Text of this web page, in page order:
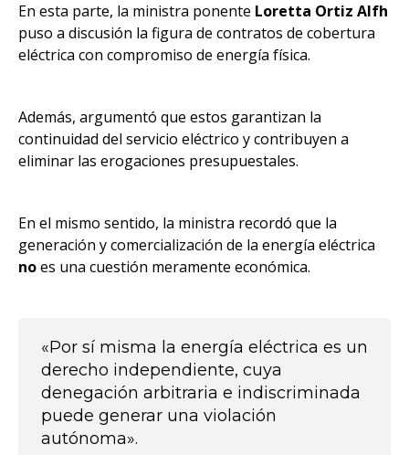
En esta parte, la ministra ponente Loretta Ortiz Alfh
puso a discusión la figura de contratos de cobertura
eléctrica con compromiso de energía física.
Además, argumentó que estos garantizan la
continuidad del servicio eléctrico y contribuyen a
eliminar las erogaciones presupuestales.
En el mismo sentido, la ministra recordó que la
generación y comercialización de la energía eléctrica
noes una cuestión meramente económica.
«Por sí misma la energía eléctrica es un
derecho independiente, cuya
denegación arbitraria e indiscriminada
puede generar una violación
autónoma».